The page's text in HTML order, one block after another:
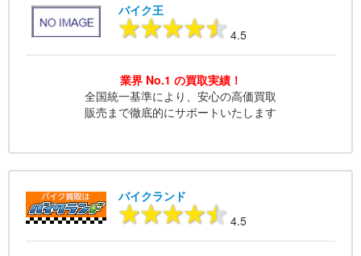
バイク王
4.5
業界 No.1 の買取実績！
全国統一基準により、安心の高価買取
販売まで徹底的にサポートいたします
バイクランド
4.5